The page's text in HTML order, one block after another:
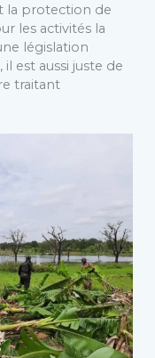
la protection de
les activités la
législation
est aussi juste de
traitant